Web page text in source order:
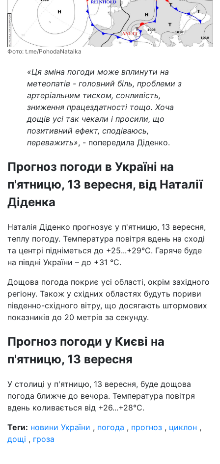
Фото: t.me/PohodaNatalka
«Ця зміна погоди може вплинути на
метеопатів - головний біль, проблеми з
артеріальним тиском, сонливість,
зниження працездатності тощо. Хоча
дощів усі так чекали і просили, що
позитивний ефект, сподіваюсь,
переважить», - попередила Діденко.
Прогноз погоди в Україні на
п'ятницю, 13 вересня, від Наталії
Діденка
Наталія Діденко прогнозує у п'ятницю, 13 вересня,
теплу погоду. Температура повітря вдень на сході
та центрі підніметься до +25...+29°C. Гаряче буде
на півдні України – до +31 °C.
Дощова погода покриє усі області, окрім західного
регіону. Також у східних областях будуть пориви
південно-східного вітру, що досягають штормових
показників до 20 метрів за секунду.
Прогноз погоди у Києві на
п'ятницю, 13 вересня
У столиці у п'ятницю, 13 вересня, буде дощова
погода ближче до вечора. Температура повітря
вдень коливається від +26...+28°C.
Теги: новини України , погода , прогноз , циклон ,
дощі , гроза